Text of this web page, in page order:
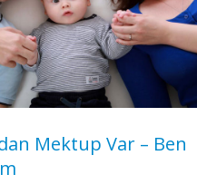
Mektup Var – Ben